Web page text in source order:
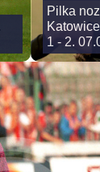
Pilka
1 - 2.